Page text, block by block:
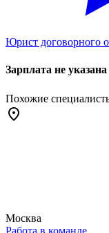
Юрист договорного
Зарплата не указана
Похожие
Москва
Работа в команде